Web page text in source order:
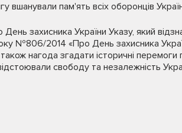
вшанували пам'ять всіх оборонців
День захисника України Указу, який
№806/2014 «Про День захисника
нагода згадати історичні
свободу та незалежність